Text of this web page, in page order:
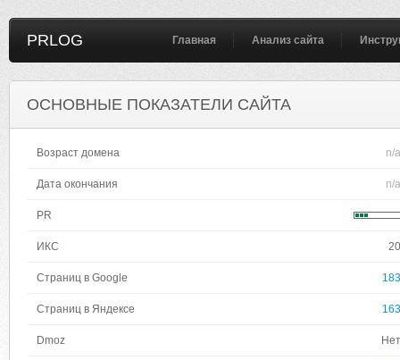
PRLOG Главная Анализ сайта
ОСНОВНЫЕ ПОКАЗАТЕЛИ САЙТА
Возраст домена n/a
Дата окончания n/a
PR
ИКС 20
Страниц в Google 183
Страниц в Яндексе 163
Dmoz Нет